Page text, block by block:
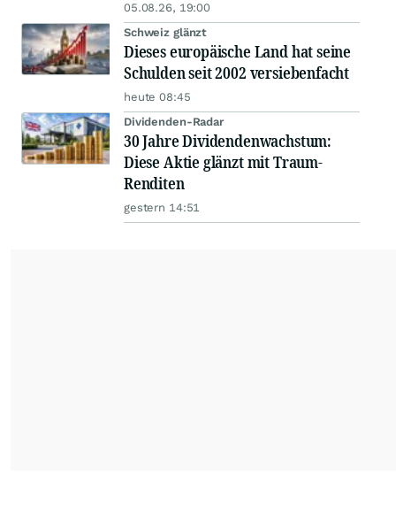
05.08.26, 19:00
Schweiz glänzt
Dieses europäische Land hat seine
Schulden seit 2002 versiebenfacht
heute 08:45
Dividenden-Radar
30 Jahre Dividendenwachstum:
Diese Aktie glänzt mit Traum-
Renditen
gestern 14:51